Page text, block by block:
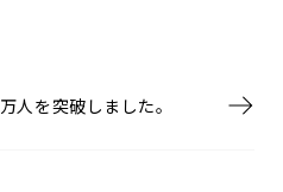
人を突破しました。